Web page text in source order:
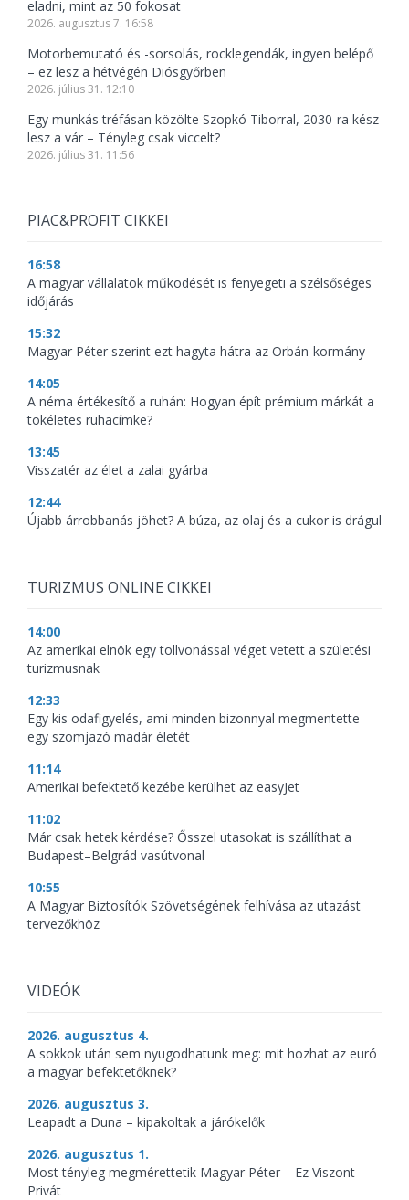
eladni, mint az 50 fokosat
2026. augusztus 7. 16:58
Motorbemutató és -sorsolás, rocklegendák, ingyen belépő
– ez lesz a hétvégén Diósgyőrben
2026. július 31. 12:10
Egy munkás tréfásan közölte Szopkó Tiborral, 2030-ra kész
lesz a vár – Tényleg csak viccelt?
2026. július 31. 11:56
PIAC&PROFIT CIKKEI
16:58
A magyar vállalatok működését is fenyegeti a szélsőséges
időjárás
15:32
Magyar Péter szerint ezt hagyta hátra az Orbán-kormány
14:05
A néma értékesítő a ruhán: Hogyan épít prémium márkát a
tökéletes ruhacímke?
13:45
Visszatér az élet a zalai gyárba
12:44
Újabb árrobbanás jöhet? A búza, az olaj és a cukor is drágul
TURIZMUS ONLINE CIKKEI
14:00
Az amerikai elnök egy tollvonással véget vetett a születési
turizmusnak
12:33
Egy kis odafigyelés, ami minden bizonnyal megmentette
egy szomjazó madár életét
11:14
Amerikai befektető kezébe kerülhet az easyJet
11:02
Már csak hetek kérdése? Ősszel utasokat is szállíthat a
Budapest–Belgrád vasútvonal
10:55
A Magyar Biztosítók Szövetségének felhívása az utazást
tervezőkhöz
VIDEÓK
2026. augusztus 4.
A sokkok után sem nyugodhatunk meg: mit hozhat az euró
a magyar befektetőknek?
2026. augusztus 3.
Leapadt a Duna – kipakoltak a járókelők
2026. augusztus 1.
Most tényleg megmérettetik Magyar Péter – Ez Viszont
Privát